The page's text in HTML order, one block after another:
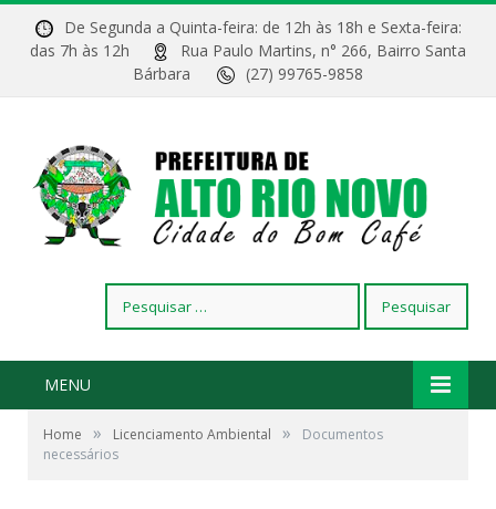
De Segunda a Quinta-feira: de 12h às 18h e Sexta-feira:
das 7h às 12h
Rua Paulo Martins, n° 266, Bairro Santa
Bárbara
(27) 99765-9858
por:
MENU
Home » Licenciamento Ambiental »
Documentos
necessários